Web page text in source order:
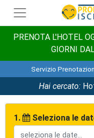
PRENOTA L'HOTEL
GIORNI
Servizio
Hai cercato:
1. Seleziona le